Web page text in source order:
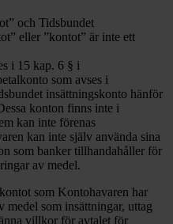
och Tidsbundet
eller ”kontot” är inte ett
i 15 kap. 6 § i
som avses i
insättningskonto hänför
konton finns inte i
kan inte förenas
kan inte själv använda sina
som banker tillhandahåller för
av medel.
som Kontohavaren har
medel som insättningar, uttag
villkor för avtalet för